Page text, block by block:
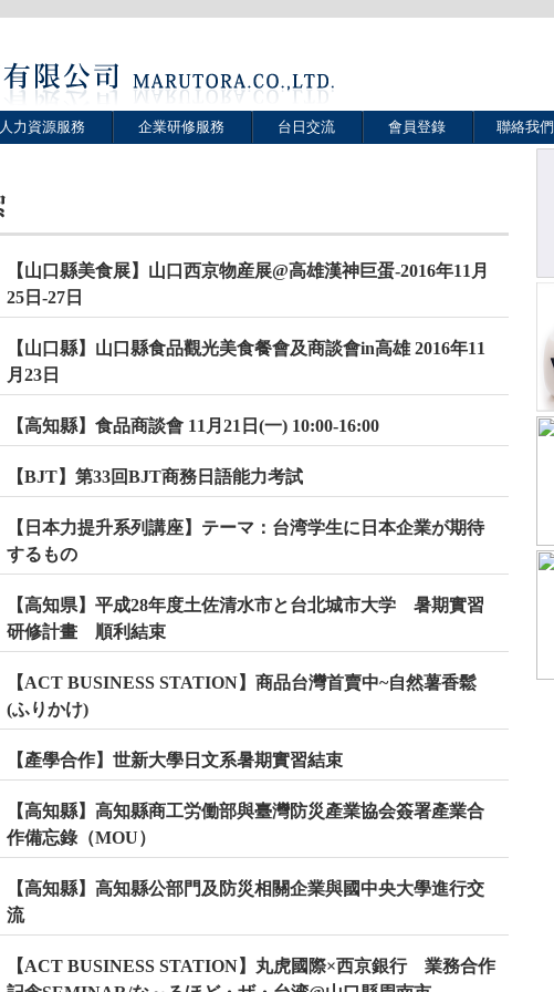
人力資源服務 企業研修服務 台日交流 會員登錄 聯絡我們
【山口縣美食展】山口西京物産展@高雄漢神巨蛋-2016年11月
25日-27日
【山口縣】山口縣食品觀光美食餐會及商談會in高雄 2016年11
月23日
【高知縣】食品商談會 11月21日(一) 10:00-16:00
【BJT】第33回BJT商務日語能力考試
【日本力提升系列講座】テーマ：台湾学生に日本企業が期待
するもの
【高知県】平成28年度土佐清水市と台北城市大学 暑期實習
研修計畫 順利結束
【ACT BUSINESS STATION】商品台灣首賣中~自然薯香鬆
(ふりかけ)
【產學合作】世新大學日文系暑期實習結束
【高知縣】高知縣商工労働部與臺灣防災產業協会簽署產業合
作備忘錄（MOU）
【高知縣】高知縣公部門及防災相關企業與國中央大學進行交
流
【ACT BUSINESS STATION】丸虎國際×西京銀行 業務合作